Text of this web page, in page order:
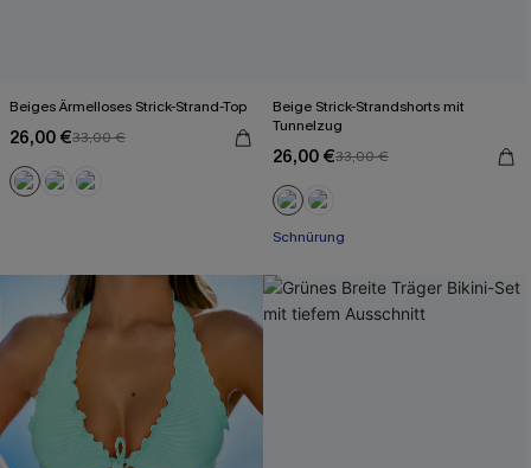
Beiges Ärmelloses Strick-Strand-Top
26,00 €33,00 €
Beige Strick-Strandshorts mit
Tunnelzug
26,00 €33,00 €
Schnürung